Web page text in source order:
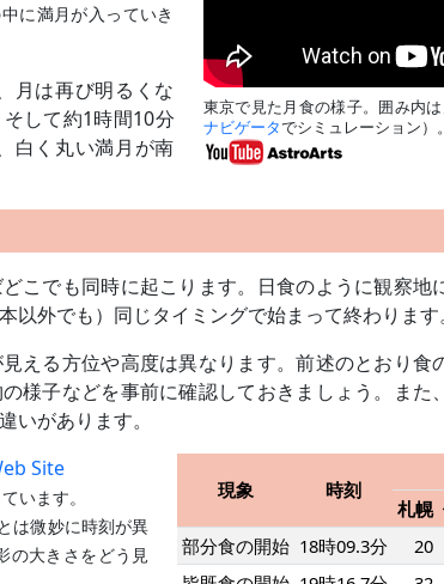
東京で見た月食の様子。囲み内
ナビゲータでシミュレーション）。
に満月が入っていき
月は再び明るくな
して約1時間10分
白く丸い満月が南
こでも同時に起こります。日食のように観察地
以外でも）同じタイミングで始まって終わります。
える方位や高度は異なります。前述のとおり食
様子などを事前に確認しておきましょう。また
いがあります。
現象 時刻
札幌
部分食の開始 18時09.3分 20
Site
います。
は微妙に時刻が異
の大きさをどう見